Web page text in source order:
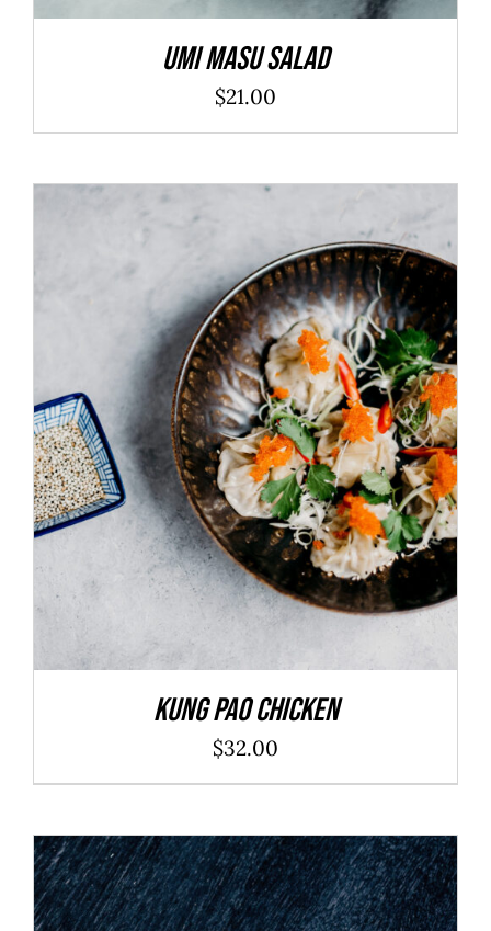
Umi Masu Salad
$21.00
ADD TO CART / DÉTAILS
Kung Pao Chicken
$32.00